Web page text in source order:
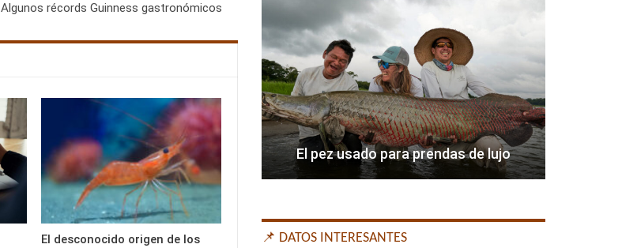
Algunos récords Guinness gastronómicos
El desconocido origen de los
El pez usado para prendas de lujo
📌 DATOS INTERESANTES